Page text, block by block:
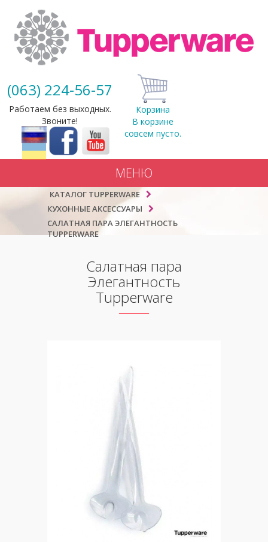
(063) 224-56-57
Работаем без выходных.
Звоните!
Корзина
В корзине
совсем пусто.
МЕНЮ
КАТАЛОГ TUPPERWARE
КУХОННЫЕ АКСЕССУАРЫ
САЛАТНАЯ ПАРА ЭЛЕГАНТНОСТЬ
TUPPERWARE
Салатная пара
Элегантность
Tupperware